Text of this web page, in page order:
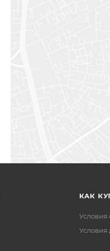
КАК
Условия
Условия